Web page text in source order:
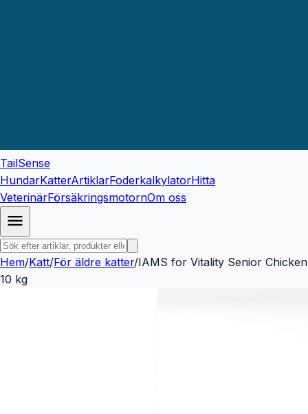
TailSense
HundarKatterArtiklarFoderkalkylatorHitta
VeterinärFörsäkringsmotornOm oss
Hem/Katt/För äldre katter/IAMS for Vitality Senior Chicken
10 kg